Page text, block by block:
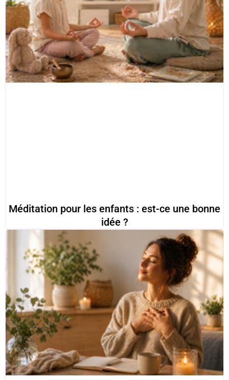
Méditation pour les enfants : est-ce une bonne
idée ?